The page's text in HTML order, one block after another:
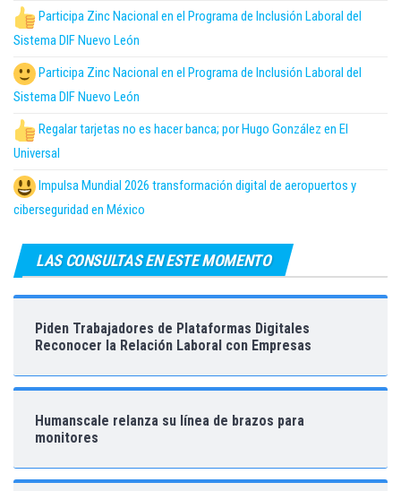
Participa Zinc Nacional en el Programa de Inclusión Laboral del
Sistema DIF Nuevo León
Participa Zinc Nacional en el Programa de Inclusión Laboral del
Sistema DIF Nuevo León
Regalar tarjetas no es hacer banca; por Hugo González en El
Universal
Impulsa Mundial 2026 transformación digital de aeropuertos y
ciberseguridad en México
LAS CONSULTAS EN ESTE MOMENTO
Piden Trabajadores de Plataformas Digitales
Reconocer la Relación Laboral con Empresas
Humanscale relanza su línea de brazos para
monitores